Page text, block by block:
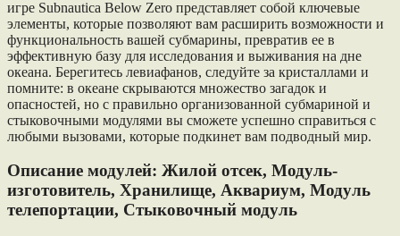
игре Subnautica Below Zero представляет собой ключевые
элементы, которые позволяют вам расширить возможности и
функциональность вашей субмарины, превратив ее в
эффективную базу для исследования и выживания на дне
океана. Берегитесь левиафанов, следуйте за кристаллами и
помните: в океане скрываются множество загадок и
опасностей, но с правильно организованной субмариной и
стыковочными модулями вы сможете успешно справиться с
любыми вызовами, которые подкинет вам подводный мир.
Описание модулей: Жилой отсек, Модуль-
изготовитель, Хранилище, Аквариум, Модуль
телепортации, Стыковочный модуль